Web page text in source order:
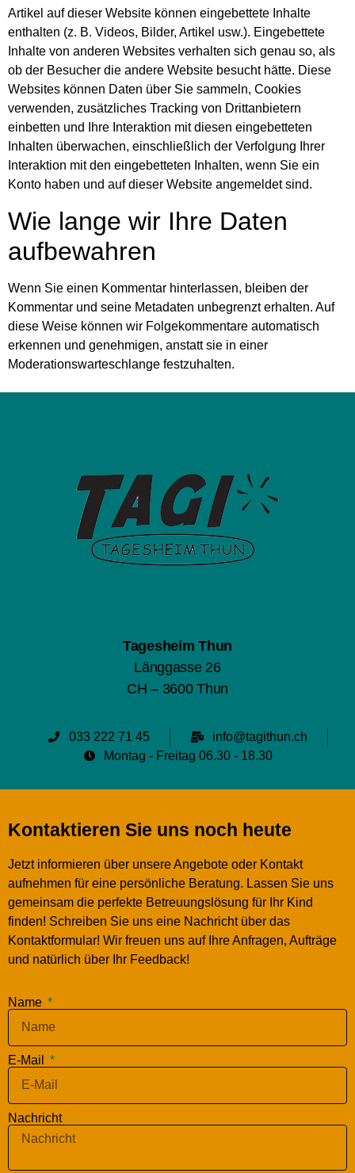
Artikel auf dieser Website können eingebettete Inhalte
enthalten (z. B. Videos, Bilder, Artikel usw.). Eingebettete
Inhalte von anderen Websites verhalten sich genau so, als
ob der Besucher die andere Website besucht hätte. Diese
Websites können Daten über Sie sammeln, Cookies
verwenden, zusätzliches Tracking von Drittanbietern
einbetten und Ihre Interaktion mit diesen eingebetteten
Inhalten überwachen, einschließlich der Verfolgung Ihrer
Interaktion mit den eingebetteten Inhalten, wenn Sie ein
Konto haben und auf dieser Website angemeldet sind.
Wie lange wir Ihre Daten
aufbewahren
Wenn Sie einen Kommentar hinterlassen, bleiben der
Kommentar und seine Metadaten unbegrenzt erhalten. Auf
diese Weise können wir Folgekommentare automatisch
erkennen und genehmigen, anstatt sie in einer
Moderationswarteschlange festzuhalten.
Tagesheim Thun
Länggasse 26
CH – 3600 Thun
033 222 71 45
info@tagithun.ch
Montag - Freitag 06.30 - 18.30
Kontaktieren Sie uns noch heute
Jetzt informieren über unsere Angebote oder Kontakt
aufnehmen für eine persönliche Beratung. Lassen Sie uns
gemeinsam die perfekte Betreuungslösung für Ihr Kind
finden! Schreiben Sie uns eine Nachricht über das
Kontaktformular! Wir freuen uns auf Ihre Anfragen, Aufträge
und natürlich über Ihr Feedback!
Name
E-Mail
Nachricht